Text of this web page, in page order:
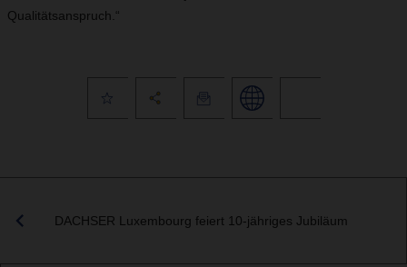
Qualitätsanspruch.“
DACHSER Luxembourg feiert 10-jähriges Jubiläum